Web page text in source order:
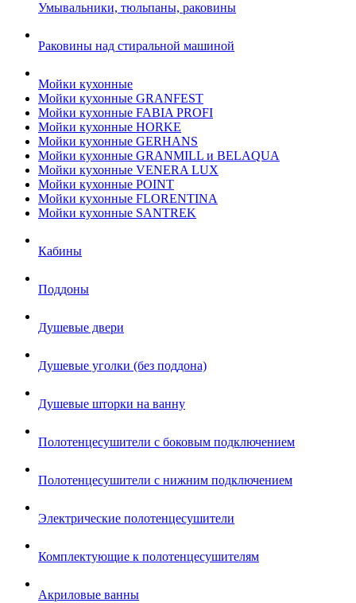
Умывальники, тюльпаны, раковины
Раковины над стиральной машиной
Мойки кухонные
Мойки кухонные GRANFEST
Мойки кухонные FABIA PROFI
Мойки кухонные HORKE
Мойки кухонные GERHANS
Мойки кухонные GRANMILL и BELAQUA
Мойки кухонные VENERA LUX
Мойки кухонные POINT
Мойки кухонные FLORENTINA
Мойки кухонные SANTREK
Кабины
Поддоны
Душевые двери
Душевые уголки (без поддона)
Душевые шторки на ванну
Полотенцесушители с боковым подключением
Полотенцесушители с нижним подключением
Электрические полотенцесушители
Комплектующие к полотенцесушителям
Акриловые ванны